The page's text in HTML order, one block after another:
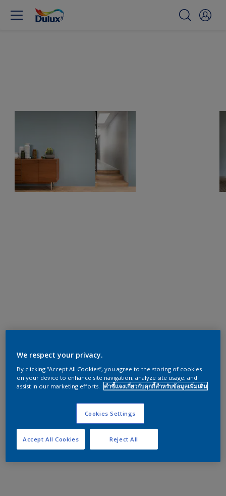
We respect your privacy.
By clicking “Accept All Cookies”, you agree to the storing of cookies
on your device to enhance site navigation, analyze site usage, and
assist in our marketing efforts.
คำชี้แจงเกี่ยวกับคุกกี้สำหรับข้อมูลเพิ่มเติม
Cookies Settings
Reject All
Accept All Cookies